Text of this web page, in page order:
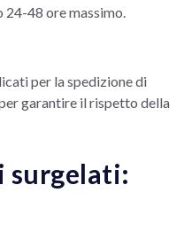
48 ore massimo.
per la spedizione di
garantire il rispetto della
surgelati: